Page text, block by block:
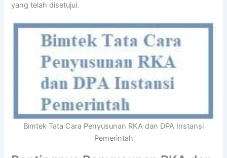
yang telah disetujui.
Bimtek Tata Cara Penyusunan RKA dan DPA Instansi
Pemerintah